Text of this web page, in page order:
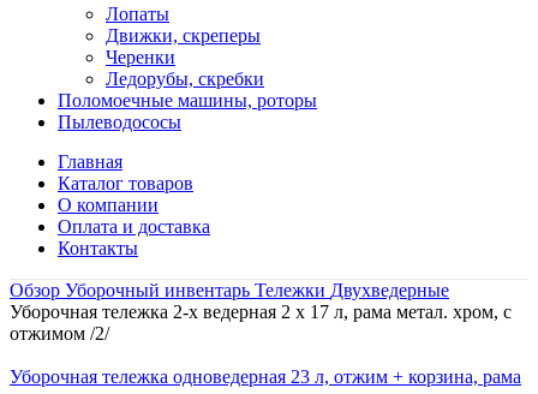
Лопаты
Движки, скреперы
Черенки
Ледорубы, скребки
Поломоечные машины, роторы
Пылеводососы
Главная
Каталог товаров
О компании
Оплата и доставка
Контакты
Обзор Уборочный инвентарь Тележки Двухведерные
Уборочная тележка 2-х ведерная 2 х 17 л, рама метал. хром, с
отжимом /2/
Уборочная тележка одноведерная 23 л, отжим + корзина, рама